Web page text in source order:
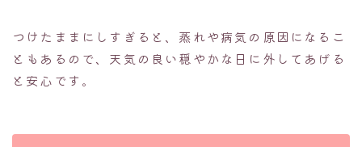
つけたままにしすぎると、蒸れや病気の原因になるこ
ともあるので、天気の良い穏やかな日に外してあげる
と安心です。